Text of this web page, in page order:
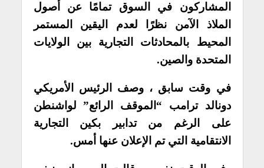
المشاركون في السوق تمامًا عن أصول
الملاذ الآمن نظرًا لعدم اليقين المستمر
المحيط بالمحادثات التجارية بين الولايات
المتحدة والصين.
في وقت سابق ، وصف الرئيس الأمريكي
دونالد ترامب “الموقف الرائع” لواشنطن
على الرغم من تدابير بكين التجارية
الانتقامية التي تم الإعلان عنها أمس.